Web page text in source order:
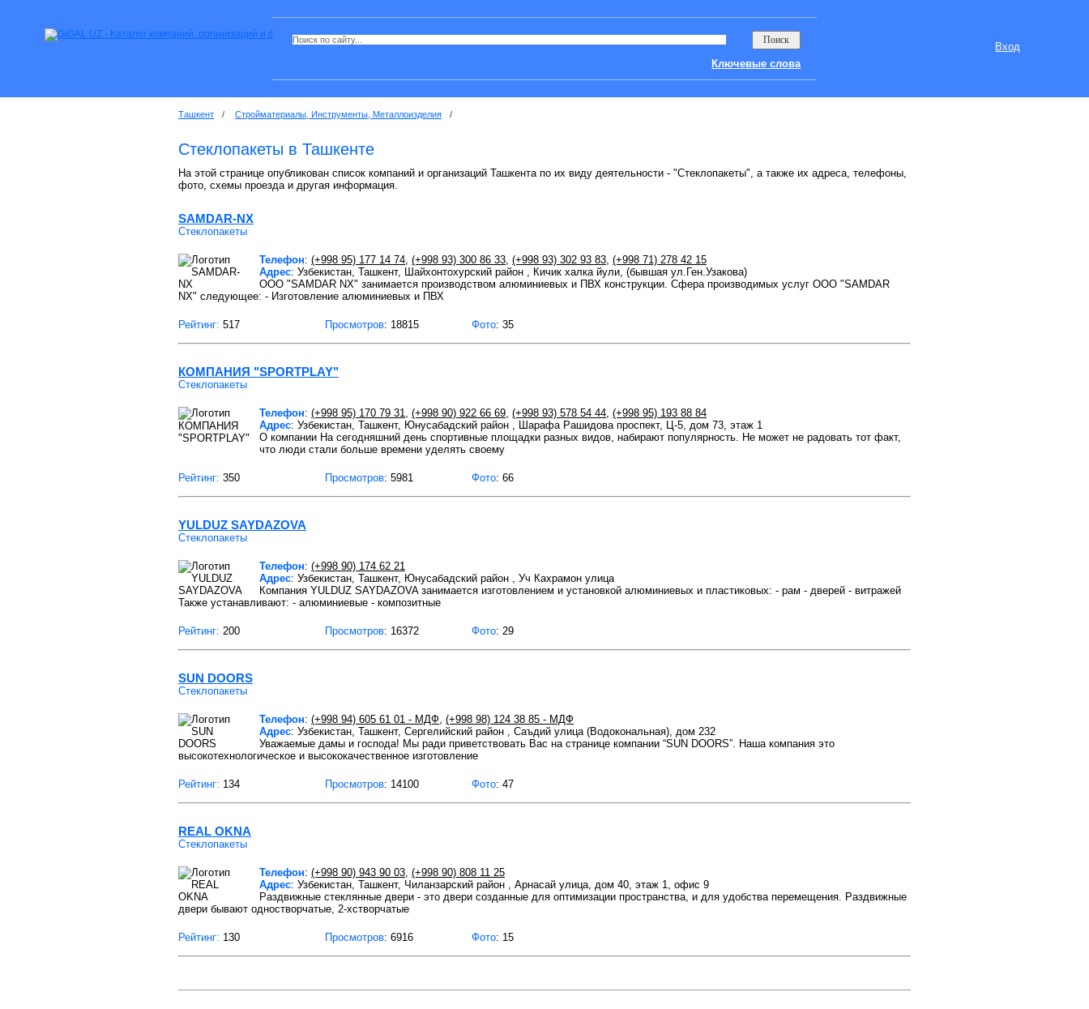
Вход
Ключевые слова
Ташкент / Стройматериалы, Инструменты, Металлоизделия /
Стеклопакеты в Ташкенте
На этой странице опубликован список компаний и организаций Ташкента по их виду деятельности - "Стеклопакеты", а также их адреса, телефоны,
фото, схемы проезда и другая информация.
SAMDAR-NX
Стеклопакеты
Телефон: (+998 95) 177 14 74, (+998 93) 300 86 33, (+998 93) 302 93 83, (+998 71) 278 42 15
Адрес: Узбекистан, Ташкент, Шайхонтохурский район , Кичик халка йули, (бывшая ул.Ген.Узакова)
OOO "SAMDAR NX" занимается производством алюминиевых и ПВХ конструкции. Сфера производимых услуг OOO "SAMDAR
NX" следующее: - Изготовление алюминиевых и ПВХ
Рейтинг: 517 Просмотров: 18815 Фото: 35
КОМПАНИЯ "SPORTPLAY"
Стеклопакеты
Телефон: (+998 95) 170 79 31, (+998 90) 922 66 69, (+998 93) 578 54 44, (+998 95) 193 88 84
Адрес: Узбекистан, Ташкент, Юнусабадский район , Шарафа Рашидова проспект, Ц-5, дом 73, этаж 1
О компании На сегодняшний день спортивные площадки разных видов, набирают популярность. Не может не радовать тот факт,
что люди стали больше времени уделять своему
Рейтинг: 350 Просмотров: 5981 Фото: 66
YULDUZ SAYDAZOVA
Стеклопакеты
Телефон: (+998 90) 174 62 21
Адрес: Узбекистан, Ташкент, Юнусабадский район , Уч Кахрамон улица
Компания YULDUZ SAYDAZOVA занимается изготовлением и установкой алюминиевых и пластиковых: - рам - дверей - витражей
Также устанавливают: - алюминиевые - композитные
Рейтинг: 200 Просмотров: 16372 Фото: 29
SUN DOORS
Стеклопакеты
Телефон: (+998 94) 605 61 01 - МДФ, (+998 98) 124 38 85 - МДФ
Адрес: Узбекистан, Ташкент, Сергелийский район , Саъдий улица (Водокональная), дом 232
Уважаемые дамы и господа! Мы ради приветствовать Вас на странице компании “SUN DOORS”. Наша компания это
высокотехнологическое и высококачественное изготовление
Рейтинг: 134 Просмотров: 14100 Фото: 47
REAL OKNA
Стеклопакеты
Телефон: (+998 90) 943 90 03, (+998 90) 808 11 25
Адрес: Узбекистан, Ташкент, Чиланзарский район , Арнасай улица, дом 40, этаж 1, офис 9
Раздвижные стеклянные двери - это двери созданные для оптимизации пространства, и для удобства перемещения. Раздвижные
двери бывают одностворчатые, 2-хстворчатые
Рейтинг: 130 Просмотров: 6916 Фото: 15